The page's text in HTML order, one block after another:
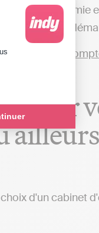
: Personnalisez
toute
ces
pour
d'un cabinet